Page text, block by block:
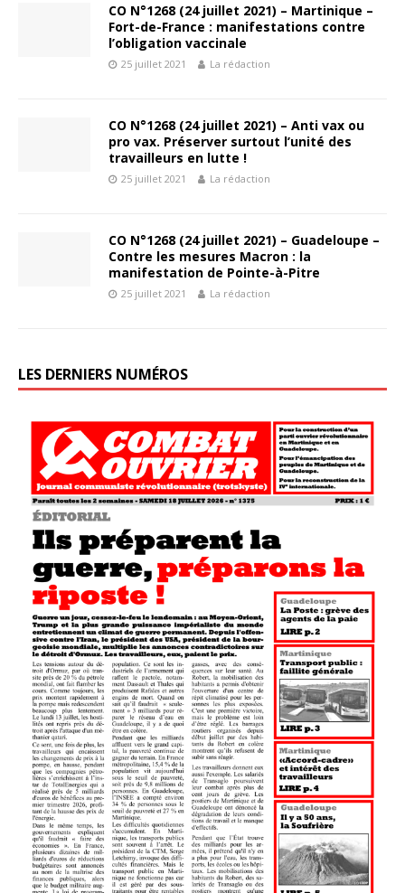
CO N°1268 (24 juillet 2021) – Martinique –
Fort-de-France : manifestations contre
l’obligation vaccinale
25 juillet 2021 La rédaction
CO N°1268 (24 juillet 2021) – Anti vax ou
pro vax. Préserver surtout l’unité des
travailleurs en lutte !
25 juillet 2021 La rédaction
CO N°1268 (24 juillet 2021) – Guadeloupe –
Contre les mesures Macron : la
manifestation de Pointe-à-Pitre
25 juillet 2021 La rédaction
LES DERNIERS NUMÉROS